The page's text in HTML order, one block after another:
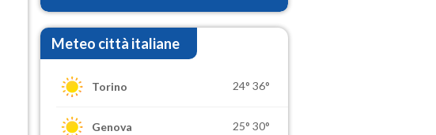
Meteo città italiane
Torino 24° 36°
Genova 25° 30°